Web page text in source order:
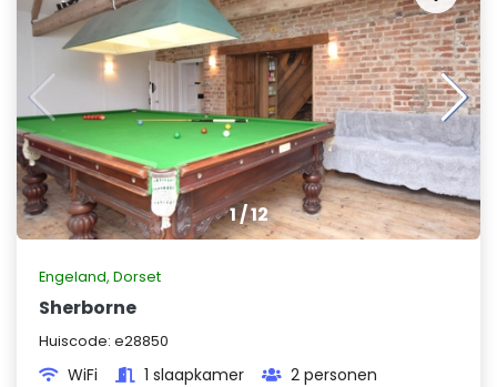
1/12
Engeland, Dorset
Sherborne
Huiscode: e28850
WiFi 1 slaapkamer
2 personen